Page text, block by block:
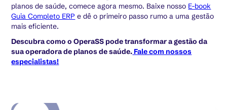
planos de saúde, comece agora mesmo. Baixe nosso E-book
Guia Completo ERP e dê o primeiro passo rumo a uma gestão
mais eficiente.
Descubra como o OperaSS pode transformar a gestão da
sua operadora de planos de saúde. Fale com nossos
especialistas!